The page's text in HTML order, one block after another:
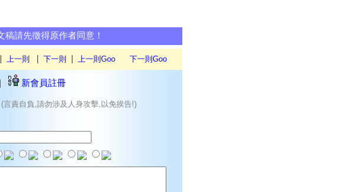
請先徵得原作者同意！
| 上一則 | 下一則 | 上一則Goo 下一則Goo
新會員註冊
責自負,請勿涉及人身攻擊,以免挨告!)